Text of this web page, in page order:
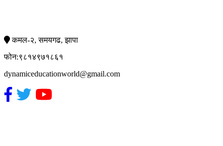
कमल-२, समयगढ, झापा
फोन:९८१४९७१८६१
dynamiceducationworld@gmail.com